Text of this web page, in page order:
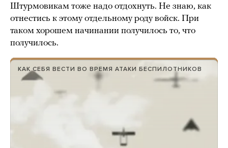
Штурмовикам тоже надо отдохнуть. Не знаю, как
отнестись к этому отдельному роду войск. При
таком хорошем начинании получилось то, что
получилось.
КАК СЕБЯ ВЕСТИ ВО ВРЕМЯ АТАКИ БЕСПИЛОТНИКОВ